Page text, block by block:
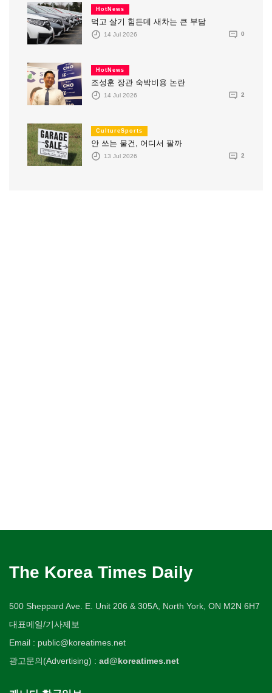
HotNews
먹고 살기 힘든데 새차는 큰 부담
14 Jul 2026 0
HotNews
조성훈 장관 숙박비용 논란
14 Jul 2026 2
CultureSports
안 쓰는 물건, 어디서 팔까
13 Jul 2026 2
The Korea Times Daily
500 Sheppard Ave. E. Unit 206 & 305A, North York, ON M2N 6H7
대표메일/기사제보
Email : public@koreatimes.net
광고문의(Advertising) : ad@koreatimes.net